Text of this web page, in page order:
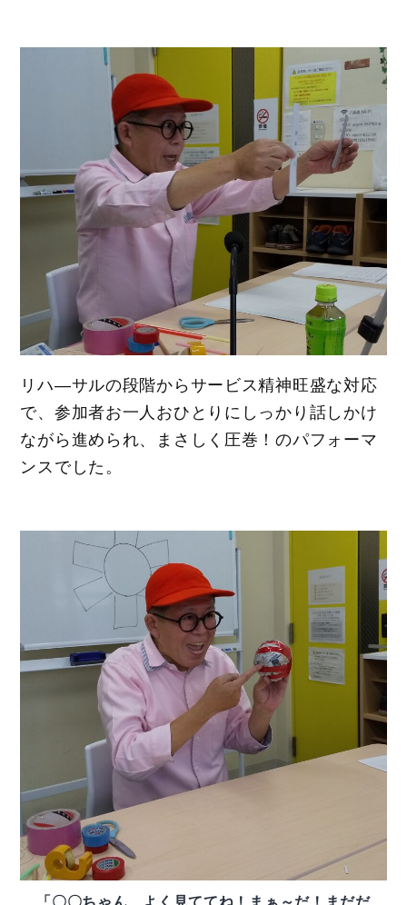
リハ―サルの段階からサービス精神旺盛な対応
で、参加者お一人おひとりにしっかり話しかけ
ながら進められ、まさしく圧巻！のパフォーマ
ンスでした。